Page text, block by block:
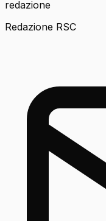
redazione
Redazione RSC